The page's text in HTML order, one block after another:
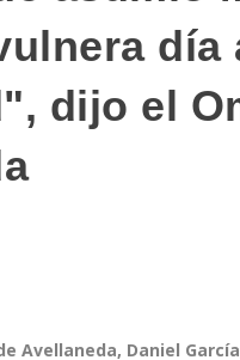
día
dijo el
Avellaneda, Daniel